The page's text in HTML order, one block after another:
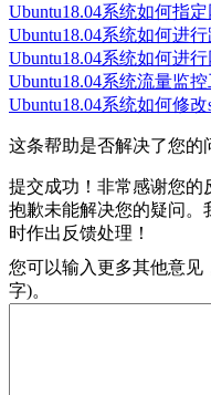
Ubuntu18.04系统如何指
Ubuntu18.04系统如何进
Ubuntu18.04系统如何进
Ubuntu18.04系统流量监
Ubuntu18.04系统如何修
这条帮助是否解决了您的
提交成功！非常感谢您的
抱歉未能解决您的疑问。
时作出反馈处理！
您可以输入更多其他意见
字)。